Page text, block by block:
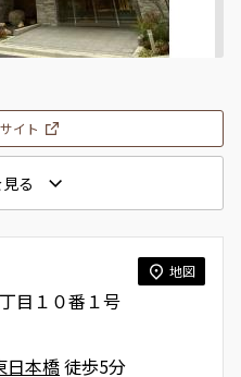
イト
る
地図
目１０番１号
日本橋徒歩5分